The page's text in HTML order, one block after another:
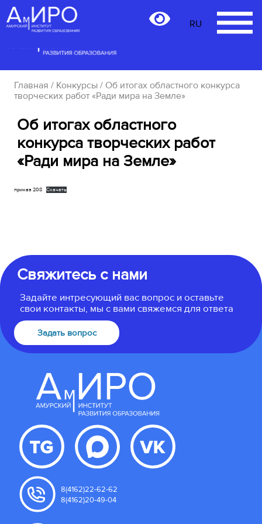
RU
Главная / Конкурсы / Об итогах областного конкурса
творческих работ «Ради мира на Земле»
Об итогах областного
конкурса творческих работ
«Ради мира на Земле»
приказ 208 Скачать
Свяжитесь с нами
Задайте интресующий вас вопрос и оставьте
свои контакты, мы с вами свяжемся для ответа
Задать вопрос
8(4162)22-62-62
8(4162)20-49-04